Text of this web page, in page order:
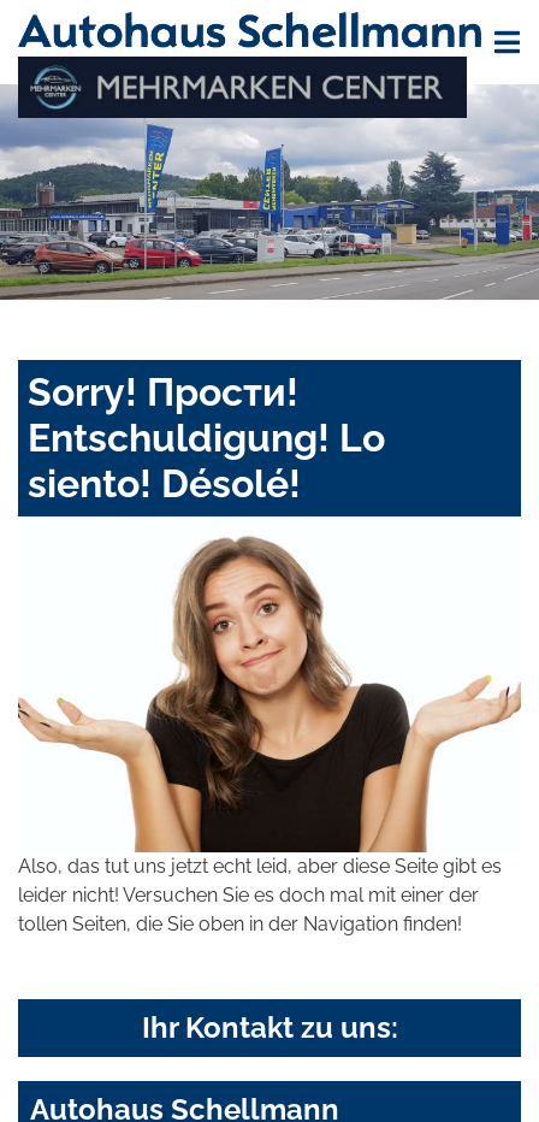
Sorry! Прости!
Entschuldigung! Lo
siento! Désolé!
Also, das tut uns jetzt echt leid, aber diese Seite gibt es
leider nicht! Versuchen Sie es doch mal mit einer der
tollen Seiten, die Sie oben in der Navigation finden!
Ihr Kontakt zu uns:
Autohaus Schellmann